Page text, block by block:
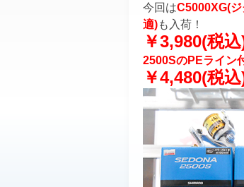
今回はC5000XG(
適)も入荷！
￥3,980(税込
2500SのPEライン
￥4,480(税込